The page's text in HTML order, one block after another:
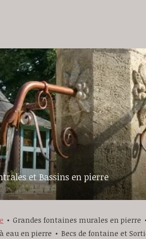
et Bassins en pierre
Grandes fontaines murales en pierre
eau en pierre
Becs de fontaine et